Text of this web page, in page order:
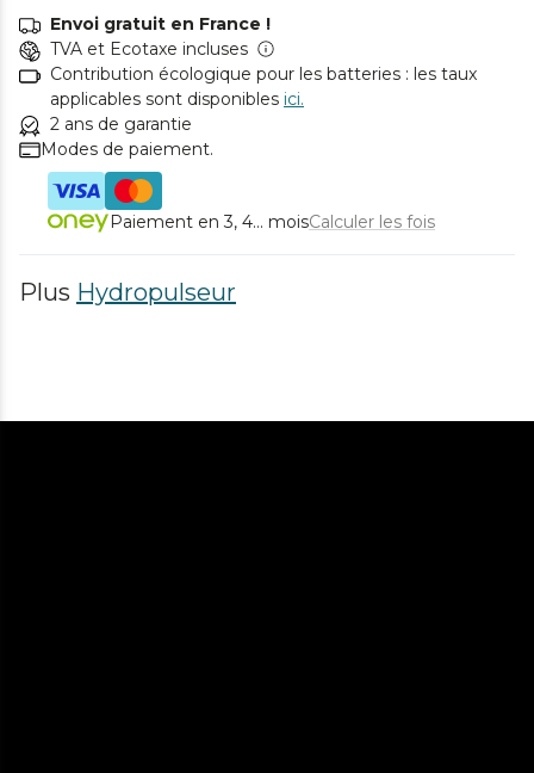
Envoi gratuit en France !
TVA et Ecotaxe incluses
Contribution écologique pour les batteries : les taux
applicables sont disponibles ici.
2 ans de garantie
Modes de paiement.
Paiement en 3, 4... moisCalculer les fois
Plus Hydropulseur